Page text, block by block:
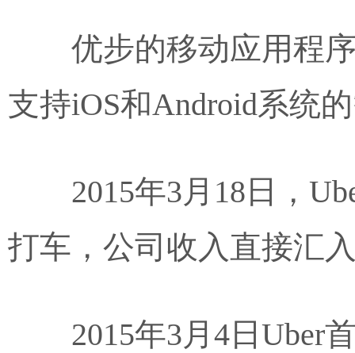
优步的移动应用程
支持iOS和Android系统
2015年3月18日，
打车，公司收入直接汇
2015年3月4日Uber